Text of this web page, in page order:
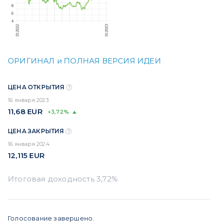
ОРИГИНАЛ и ПОЛНАЯ ВЕРСИЯ ИДЕИ
ЦЕНА ОТКРЫТИЯ
16 января 2023
11,68 EUR +3,72%
ЦЕНА ЗАКРЫТИЯ
16 января 2024
12,115 EUR
Голосование завершено.